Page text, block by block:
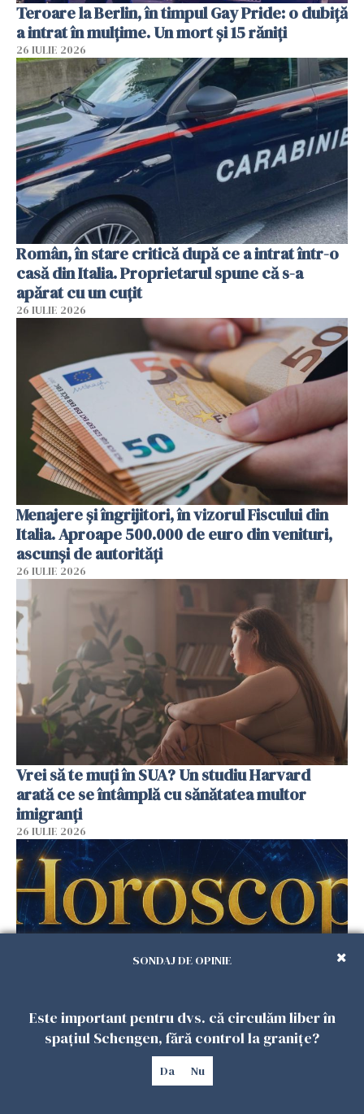
Teroare la Berlin, în timpul Gay Pride: o dubiță
a intrat în mulțime. Un mort și 15 răniți
26 IULIE 2026
Român, în stare critică după ce a intrat într-o
casă din Italia. Proprietarul spune că s-a
apărat cu un cuțit
26 IULIE 2026
Menajere și îngrijitori, în vizorul Fiscului din
Italia. Aproape 500.000 de euro din venituri,
ascunși de autorități
26 IULIE 2026
Vrei să te muți în SUA? Un studiu Harvard
arată ce se întâmplă cu sănătatea multor
imigranți
26 IULIE 2026
Horoscop 27 iulie. Lunea care schimbă ritmul
săptămânii. Universul deschide uși
neașteptate pentru unele zodii
SONDAJ DE OPINIE
Este important pentru dvs. că circulăm liber în
spațiul Schengen, fără control la granițe?
Da Nu